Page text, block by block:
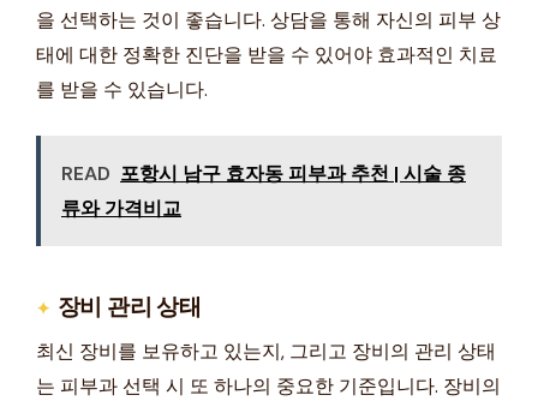
을 선택하는 것이 좋습니다. 상담을 통해 자신의 피부 상
태에 대한 정확한 진단을 받을 수 있어야 효과적인 치료
를 받을 수 있습니다.
READ 포항시 남구 효자동 피부과 추천 | 시술 종
류와 가격비교
장비 관리 상태
최신 장비를 보유하고 있는지, 그리고 장비의 관리 상태
는 피부과 선택 시 또 하나의 중요한 기준입니다. 장비의